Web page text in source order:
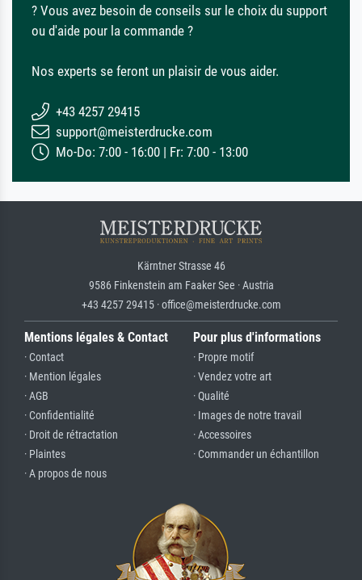
? Vous avez besoin de conseils sur le choix du support
ou d'aide pour la commande ?
Nos experts se feront un plaisir de vous aider.
+43 4257 29415
support@meisterdrucke.com
Mo-Do: 7:00 - 16:00 | Fr: 7:00 - 13:00
Kärntner Strasse 46
9586 Finkenstein am Faaker See · Austria
+43 4257 29415 · office@meisterdrucke.com
Mentions légales & Contact
· Contact
· Mention légales
· AGB
· Confidentialité
· Droit de rétractation
· Plaintes
· A propos de nous
Pour plus d'informations
· Propre motif
· Vendez votre art
· Qualité
· Images de notre travail
· Accessoires
· Commander un échantillon